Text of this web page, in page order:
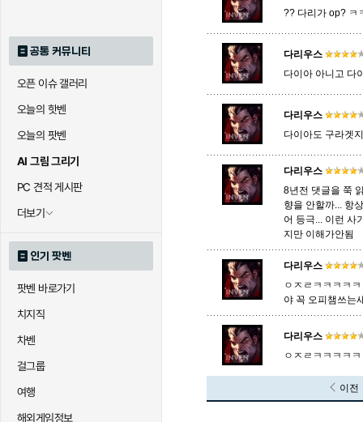
공통 커뮤니티
오픈 이슈 갤러리
오늘의 핫벤
오늘의 팟벤
AI 그림 그리기
PC 견적 게시판
더보기
인기 팟벤
팟벤 바로가기
치지직
차벤
걸그룹
여행
해외게임정보
?? 다리가 op? ㅋ
다리우스
다이아 아니고 다
다리우스
다이아도 구라겟
다리우스
8년전 댓글을 쭉
향을 안할까... 항
어 등극... 이런 사
지만 이해가안됨
다리우스
ㅇㅈㄹㅋㅋㅋㅋ
야 꼭 오피챔쓰는
다리우스
ㅇㅈㄹㅋㅋㅋㅋ
이전